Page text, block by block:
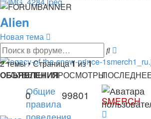
Alien
Новая тема
Поиск
поиск
2 темы • Страница1из1
ОБЪЯВЛЕНИЯ
ОТВЕТЫ ПРОСМОТРЫ
Общие
правила
0 99801 SMERCH